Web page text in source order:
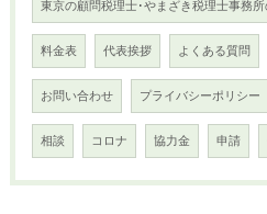
東京の顧問税理士･やまざき税理士事務
料金表 代表挨拶 よくある質問
お問い合わせ プライバシーポリシー
相談 コロナ 協力金 申請